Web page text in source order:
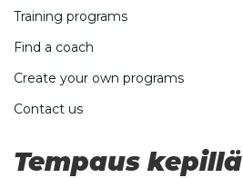
Training programs
Find a coach
Create your own programs
Contact us
Tempaus kepillä